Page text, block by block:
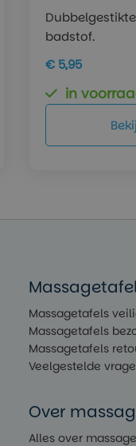
badstof.
€ 5,95
in
Massagetafels
Massagetafels
Massagetafels
Veelgestelde
Over
Alles over